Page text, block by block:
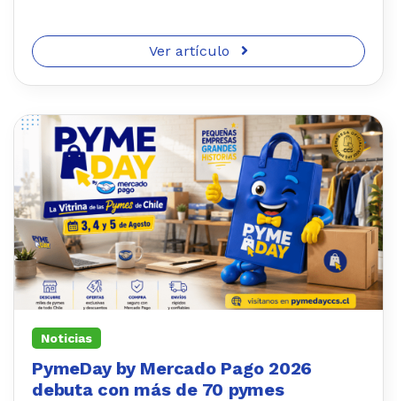
Ver artículo
Noticias
PymeDay by Mercado Pago 2026
debuta con más de 70 pymes